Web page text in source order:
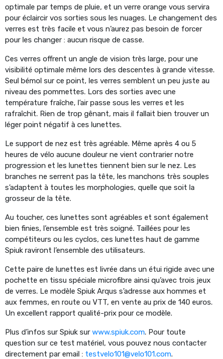
optimale par temps de pluie, et un verre orange vous servira
pour éclaircir vos sorties sous les nuages. Le changement des
verres est très facile et vous n’aurez pas besoin de forcer
pour les changer : aucun risque de casse.
Ces verres offrent un angle de vision très large, pour une
visibilité optimale même lors des descentes à grande vitesse.
Seul bémol sur ce point, les verres semblent un peu juste au
niveau des pommettes. Lors des sorties avec une
température fraîche, l’air passe sous les verres et les
rafraîchit. Rien de trop gênant, mais il fallait bien trouver un
léger point négatif à ces lunettes.
Le support de nez est très agréable. Même après 4 ou 5
heures de vélo aucune douleur ne vient contrarier notre
progression et les lunettes tiennent bien sur le nez. Les
branches ne serrent pas la tête, les manchons très souples
s’adaptent à toutes les morphologies, quelle que soit la
grosseur de la tête.
Au toucher, ces lunettes sont agréables et sont également
bien finies, l’ensemble est très soigné. Taillées pour les
compétiteurs ou les cyclos, ces lunettes haut de gamme
Spiuk raviront l’ensemble des utilisateurs.
Cette paire de lunettes est livrée dans un étui rigide avec une
pochette en tissu spéciale microfibre ainsi qu’avec trois jeux
de verres. Le modèle Spiuk Arqus s’adresse aux hommes et
aux femmes, en route ou VTT, en vente au prix de 140 euros.
Un excellent rapport qualité-prix pour ce modèle.
Plus d’infos sur Spiuk sur www.spiuk.com. Pour toute
question sur ce test matériel, vous pouvez nous contacter
directement par email : testvelo101@velo101.com.